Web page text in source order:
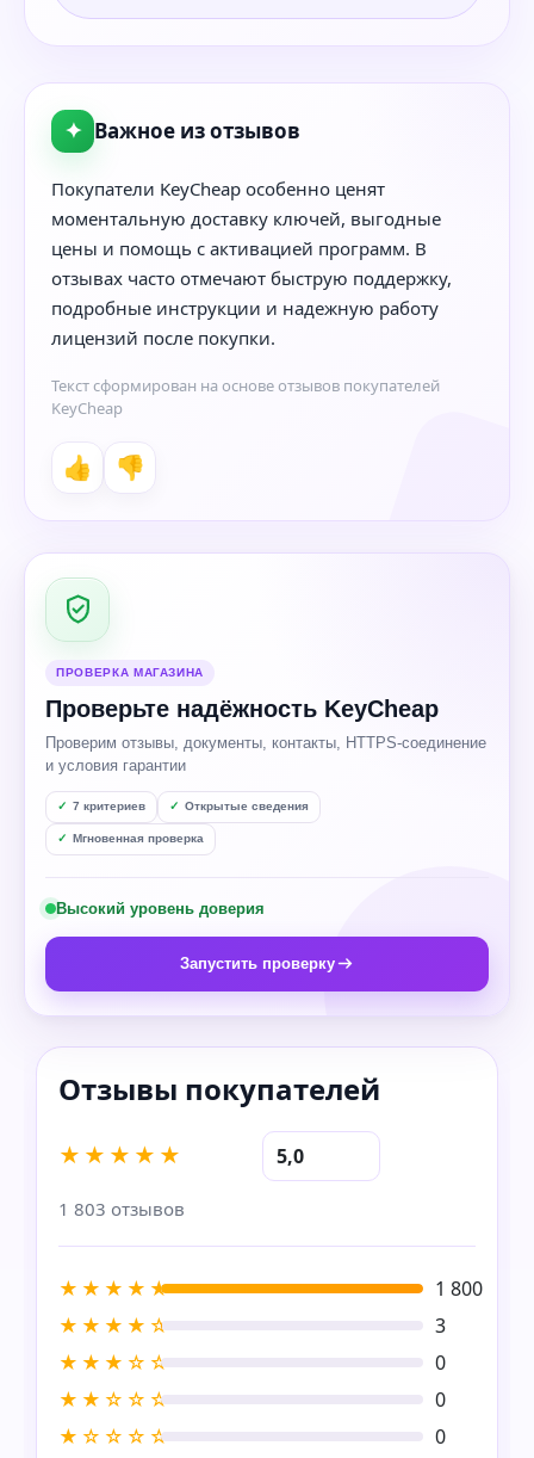
✦ Важное из отзывов
Покупатели KeyCheap особенно ценят
моментальную доставку ключей, выгодные
цены и помощь с активацией программ. В
отзывах часто отмечают быструю поддержку,
подробные инструкции и надежную работу
лицензий после покупки.
Текст сформирован на основе отзывов покупателей
KeyCheap
👍 👎
ПРОВЕРКА МАГАЗИНА
Проверьте надёжность KeyCheap
Проверим отзывы, документы, контакты, HTTPS-соединение
и условия гарантии
7 критериев Открытые сведения
Мгновенная проверка
Высокий уровень доверия
Запустить проверку
★★★★★ 5,0
1 803 отзывов
★★★★★
1 800
★★★★☆
3
★★★☆☆
0
★★☆☆☆
0
★☆☆☆☆
0